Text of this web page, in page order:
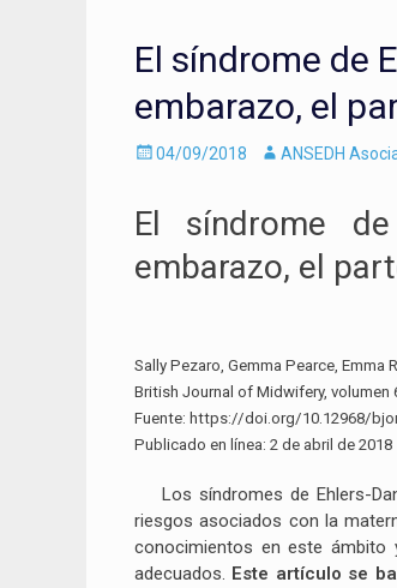
El síndrome de
embarazo, el
Enviado
04/09/2018 AutorANSEDH
El síndrome
embarazo, el
Sally Pezaro, Gemma Pearce, Emma
British Journal of Midwifery, volumen
Fuente: https://doi.org/10.12968/
Publicado en línea: 2 de abril de 2018
Los síndromes de Ehlers-
riesgos asociados con la
conocimientos en este ámbito
adecuados. Este artículo se